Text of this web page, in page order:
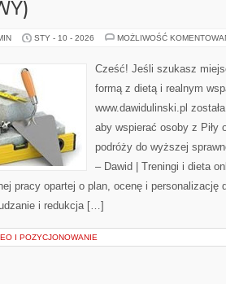
STY - 10 - 2026 MOŻLIWOŚĆ
Cześć! Jeśli szukasz
formą z dietą i realnym
www.dawidulinski.pl
aby wspierać osoby z Piły
podróży do wyższej
– Dawid | Treningi i dieta
pracy opartej o plan, ocenę i personalizację
i redukcja […]
I POZYCJONOWANIE